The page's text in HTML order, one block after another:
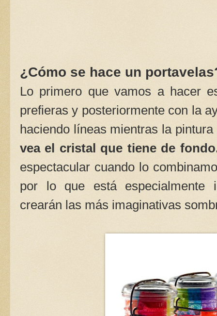
¿Cómo se hace un
Lo primero que vamos a hacer
prefieras y posteriormente con la
haciendo líneas mientras la
vea el cristal que tiene de
espectacular cuando lo
por lo que está especialmente
crearán las más imaginativas